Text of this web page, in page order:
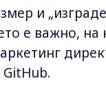
и
е важно, на